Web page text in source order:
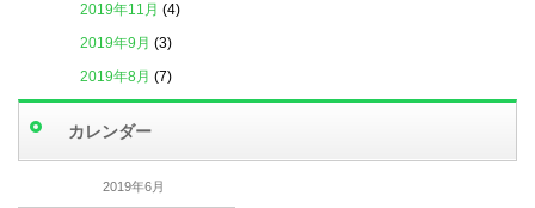
2019年11月 (4)
2019年9月 (3)
2019年8月 (7)
2019年6月
2019年5月
(5)
カレンダー
2019年6月